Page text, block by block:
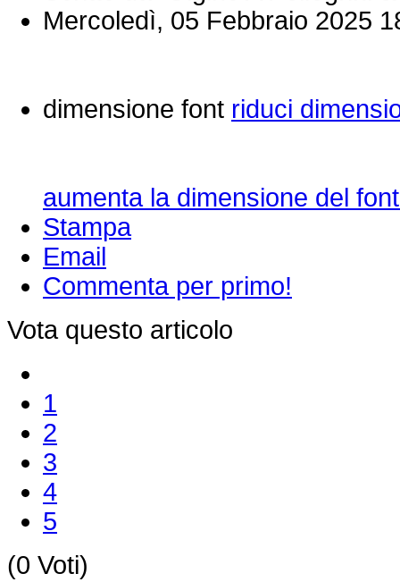
Mercoledì, 05 Febbraio 2025
dimensione font riduci
aumenta la dimensione del font
Stampa
Email
Commenta per primo!
Vota questo articolo
1
2
3
4
5
(0 Voti)